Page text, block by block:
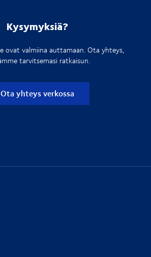
Kysymyksiä?
ovat valmiina auttamaan. Ota yhteys,
tarvitsemasi ratkaisun.
Ota yhteys verkossa